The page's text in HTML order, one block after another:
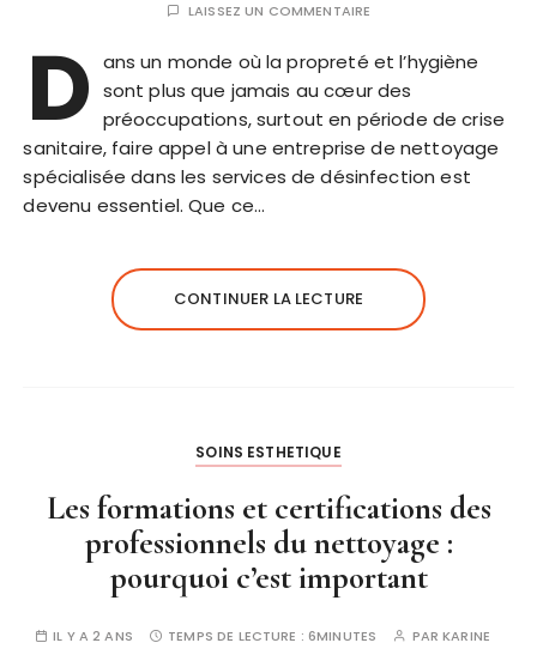
LAISSEZ UN COMMENTAIRE
D ans un monde où la propreté et l’hygiène
sont plus que jamais au cœur des
préoccupations, surtout en période de crise
sanitaire, faire appel à une entreprise de nettoyage
spécialisée dans les services de désinfection est
devenu essentiel. Que ce…
CONTINUER LA LECTURE
SOINS ESTHETIQUE
Les formations et certifications des
professionnels du nettoyage :
pourquoi c’est important
IL Y A 2 ANS TEMPS DE LECTURE :6MINUTES PARKARINE